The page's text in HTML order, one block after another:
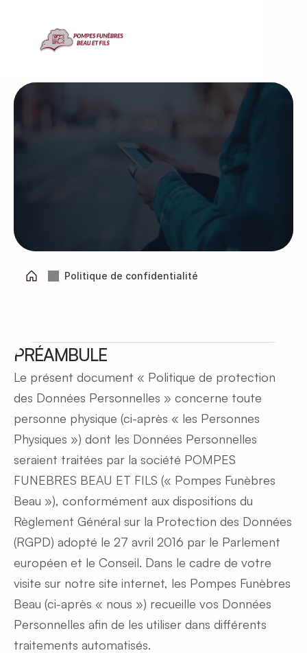
Politique de
confidentialité
Politique de confidentialité
PRÉAMBULE
Le présent document « Politique de protection
des Données Personnelles » concerne toute
personne physique (ci-après « les Personnes
Physiques ») dont les Données Personnelles
seraient traitées par la société POMPES
FUNEBRES BEAU ET FILS (« Pompes Funèbres
Beau »), conformément aux dispositions du
Règlement Général sur la Protection des Données
(RGPD) adopté le 27 avril 2016 par le Parlement
européen et le Conseil. Dans le cadre de votre
visite sur notre site internet, les Pompes Funèbres
Beau (ci-après « nous ») recueille vos Données
Personnelles afin de les utiliser dans différents
traitements automatisés.